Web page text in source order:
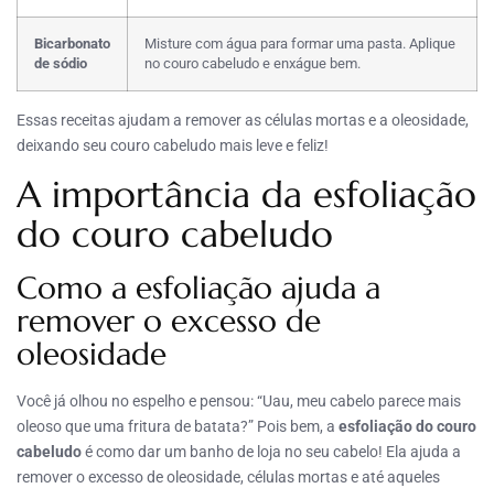
Bicarbonato
de sódio
Misture com água para formar uma pasta. Aplique
no couro cabeludo e enxágue bem.
Essas receitas ajudam a remover as células mortas e a oleosidade,
deixando seu couro cabeludo mais leve e feliz!
A importância da esfoliação
do couro cabeludo
Como a esfoliação ajuda a
remover o excesso de
oleosidade
Você já olhou no espelho e pensou: “Uau, meu cabelo parece mais
oleoso que uma fritura de batata?” Pois bem, a esfoliação do couro
cabeludoé como dar um banho de loja no seu cabelo! Ela ajuda a
remover o excesso de oleosidade, células mortas e até aqueles